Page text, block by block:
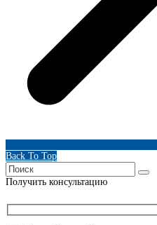
Back To Top
Получить консультацию